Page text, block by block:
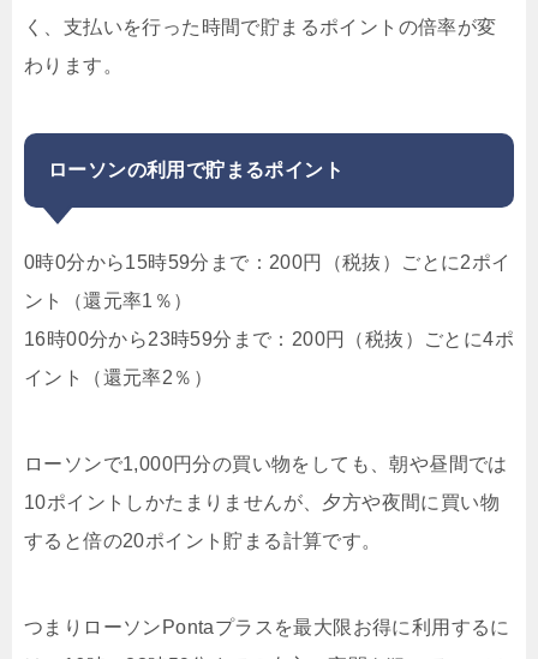
く、支払いを行った時間で貯まるポイントの倍率が変
わります。
ローソンの利用で貯まるポイント
0時0分から15時59分まで：200円（税抜）ごとに2ポイ
ント（還元率1％）
16時00分から23時59分まで：200円（税抜）ごとに4ポ
イント（還元率2％）
ローソンで1,000円分の買い物をしても、朝や昼間では
10ポイントしかたまりませんが、夕方や夜間に買い物
すると倍の20ポイント貯まる計算です。
つまりローソンPontaプラスを最大限お得に利用するに